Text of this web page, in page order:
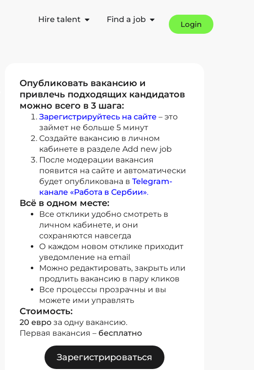
Hire talent Find a job
Login
Опубликовать вакансию и
привлечь подходящих кандидатов
можно всего в 3 шага:
Зарегистрируйтесь на сайте– это
займет не больше 5 минут
Создайте вакансию в личном
кабинете в разделе Add new job
После модерации вакансия
появится на сайте и автоматически
будет опубликована в Telegram-
канале «Работа в Сербии».
Всё в одном месте:
Все отклики удобно смотреть в
личном кабинете, и они
сохраняются навсегда
О каждом новом отклике приходит
уведомление на email
Можно редактировать, закрыть или
продлить вакансию в пару кликов
Все процессы прозрачны и вы
можете ими управлять
Стоимость:
20 евроза одну вакансию.
Первая вакансия – бесплатно
Зарегистрироваться